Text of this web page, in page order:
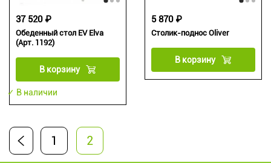
Обеденный стол EV Elva
(Арт. 1192)
37 520 ₽
В корзину
✓ В наличии
Столик-поднос Oliver
5 870 ₽
В корзину
1 2